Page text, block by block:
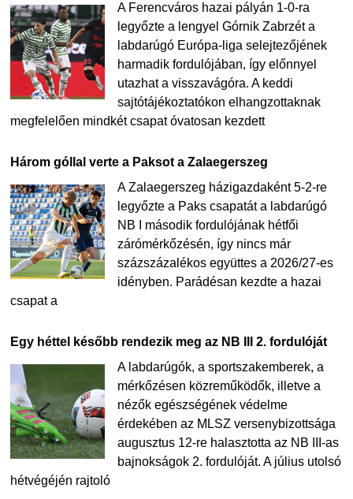
A Ferencváros hazai pályán 1-0-ra
legyőzte a lengyel Górnik Zabrzét a
labdarúgó Európa-liga selejtezőjének
harmadik fordulójában, így előnnyel
utazhat a visszavágóra. A keddi
sajtótájékoztatókon elhangzottaknak
megfelelően mindkét csapat óvatosan kezdett
Három góllal verte a Paksot a Zalaegerszeg
A Zalaegerszeg házigazdaként 5-2-re
legyőzte a Paks csapatát a labdarúgó
NB I második fordulójának hétfői
zárómérkőzésén, így nincs már
százszázalékos együttes a 2026/27-es
idényben. Parádésan kezdte a hazai
csapat a
Egy héttel később rendezik meg az NB III 2. fordulóját
A labdarúgók, a sportszakemberek, a
mérkőzésen közreműködők, illetve a
nézők egészségének védelme
érdekében az MLSZ versenybizottsága
augusztus 12-re halasztotta az NB III-as
bajnokságok 2. fordulóját. A július utolsó
hétvégéjén rajtoló